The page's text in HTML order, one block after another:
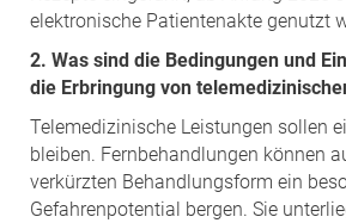
elektronische Patientenakte genutzt
2. Was sind die Bedingungen und
die Erbringung von
Telemedizinische Leistungen sollen
bleiben. Fernbehandlungen können
verkürzten Behandlungsform ein
Gefahrenpotential bergen. Sie